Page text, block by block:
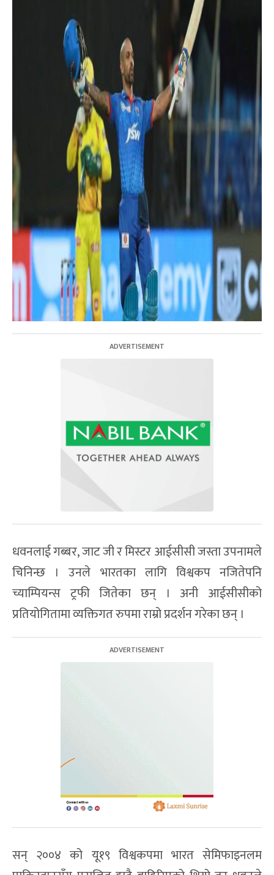
धवनलाई गब्बर, जाट जी र मिस्टर आईसीसी जस्ता उपनामले
चिनिन्छ । उनले भारतका लागि विश्वकप नजितेपनि
च्याम्पियन्स ट्रफी जितेका छन् । अनी आईसीसीको
प्रतियोगितामा व्यक्तिगत रुपमा राम्रो प्रदर्शन गरेका छन् ।
सन् २००४ को यू१९ विश्वकपमा भारत सेमिफाइनलम